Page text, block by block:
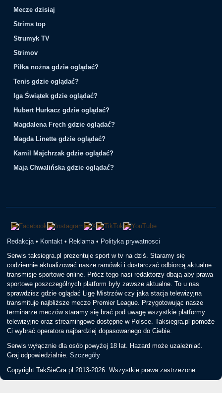
Mecze dzisiaj
Strims top
Strumyk TV
Strimov
Piłka nożna gdzie oglądać?
Tenis gdzie oglądać?
Iga Świątek gdzie oglądać?
Hubert Hurkacz gdzie oglądać?
Magdalena Fręch gdzie oglądać?
Magda Linette gdzie oglądać?
Kamil Majchrzak gdzie oglądać?
Maja Chwalińska gdzie oglądać?
Redakcja • Kontakt • Reklama • Polityka prywatnosci
Serwis taksiegra.pl prezentuje sport w tv na dziś. Staramy się
codziennie aktualizować nasze ramówki i dostarczać odbiorcą aktualne
transmisje sportowe online. Prócz tego nasi redaktorzy dbają aby prawa
sportowe poszczególnych platform były zawsze aktualne. To u nas
sprawdzisz gdzie oglądać Ligę Mistrzów czy jaka stacja telewizyjna
transmituje najbliższe mecze Premier League. Przygotowując nasze
terminarze meczów staramy się brać pod uwagę wszystkie platformy
telewizyjne oraz streamingowe dostępne w Polsce. Taksiegra.pl pomoże
Ci wybrać operatora najbardziej dopasowanego do Ciebie.
Serwis wyłącznie dla osób powyżej 18 lat. Hazard może uzależniać.
Graj odpowiedzialnie.Szczegóły
Copyright TakSieGra.pl 2013-2026. Wszystkie prawa zastrzeżone.